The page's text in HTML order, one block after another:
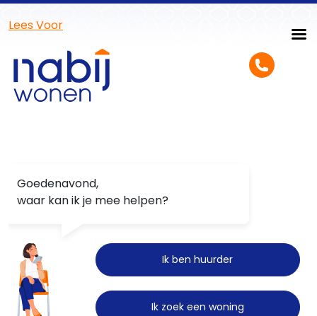
Lees Voor
Goedenavond,
waar kan ik je mee helpen?
Ik ben huurder
Ik zoek een woning